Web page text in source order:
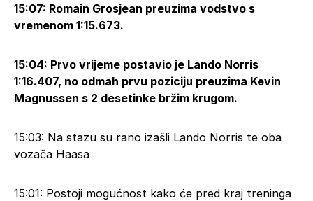
15:07: Romain Grosjean preuzima vodstvo s
vremenom 1:15.673.
15:04: Prvo vrijeme postavio je Lando Norris
1:16.407, no odmah prvu poziciju preuzima Kevin
Magnussen s 2 desetinke bržim krugom.
15:03: Na stazu su rano izašli Lando Norris te oba
vozača Haasa
15:01: Postoji mogućnost kako će pred kraj treninga